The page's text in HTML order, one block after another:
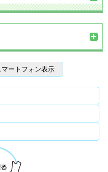
マートフォン表示